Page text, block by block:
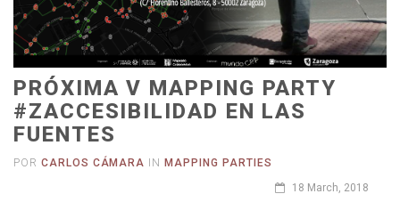
PRÓXIMA V MAPPING PARTY
#ZACCESIBILIDAD EN LAS
FUENTES
POR CARLOS CÁMARA IN
MAPPING PARTIES
18 March, 2018